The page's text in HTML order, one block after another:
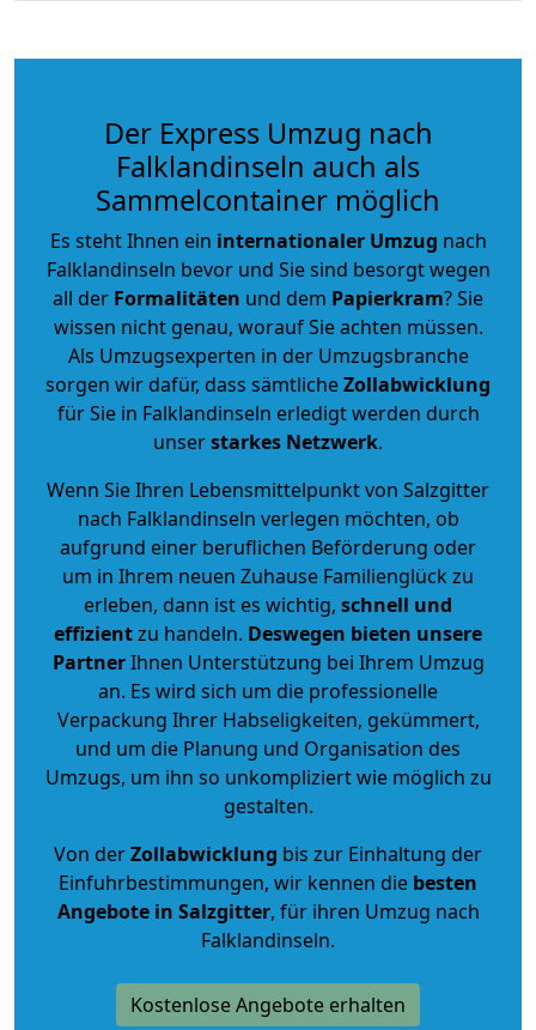
Der Express Umzug nach
Falklandinseln auch als
Sammelcontainer möglich
Es steht Ihnen ein internationaler Umzug nach
Falklandinseln bevor und Sie sind besorgt wegen
all der Formalitäten und dem Papierkram? Sie
wissen nicht genau, worauf Sie achten müssen.
Als Umzugsexperten in der Umzugsbranche
sorgen wir dafür, dass sämtlicheZollabwicklung
für Sie in Falklandinseln erledigt werden durch
unserstarkes Netzwerk.
Wenn Sie Ihren Lebensmittelpunkt von Salzgitter
nach Falklandinseln verlegen möchten, ob
aufgrund einer beruflichen Beförderung oder
um in Ihrem neuen Zuhause Familienglück zu
erleben, dann ist es wichtig, schnell und
effizientzu handeln. Deswegen bieten unsere
PartnerIhnen Unterstützung bei Ihrem Umzug
an. Es wird sich um die professionelle
Verpackung Ihrer Habseligkeiten, gekümmert,
und um die Planung und Organisation des
Umzugs, um ihn so unkompliziert wie möglich zu
gestalten.
Von derZollabwicklung bis zur Einhaltung der
Einfuhrbestimmungen, wir kennen die besten
Angebote in Salzgitter, für ihren Umzug nach
Falklandinseln.
Kostenlose Angebote erhalten